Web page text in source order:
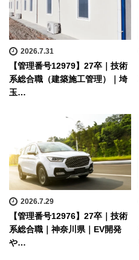
2026.7.31
【管理番号12979】27卒｜技術
系総合職（建築施工管理）｜埼
玉…
2026.7.29
【管理番号12976】27卒｜技術
系総合職｜神奈川県｜EV開発
や…